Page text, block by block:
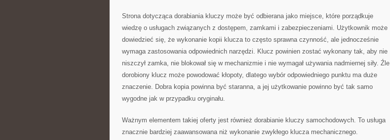
Strona dotycząca dorabiania kluczy może być odbierana jako miejsce, które porządkuje
wiedzę o usługach związanych z dostępem, zamkami i zabezpieczeniami. Użytkownik może
dowiedzieć się, że wykonanie kopii klucza to często sprawna czynność, ale jednocześnie
wymaga zastosowania odpowiednich narzędzi. Klucz powinien zostać wykonany tak, aby nie
niszczył zamka, nie blokował się w mechanizmie i nie wymagał używania nadmiernej siły. Źle
dorobiony klucz może powodować kłopoty, dlatego wybór odpowiedniego punktu ma duże
znaczenie. Dobra kopia powinna być staranna, a jej użytkowanie powinno być tak samo
wygodne jak w przypadku oryginału.
Ważnym elementem takiej oferty jest również dorabianie kluczy samochodowych. To usługa
znacznie bardziej zaawansowana niż wykonanie zwykłego klucza mechanicznego.